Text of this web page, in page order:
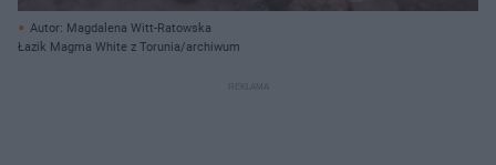
Autor: Magdalena Witt-Ratowska
Łazik Magma White z Torunia/archiwum